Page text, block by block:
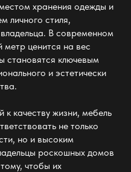
хранения одежды и
личного стиля,
В современном
ценится на вес
становятся ключевым
и эстетически
качеству жизни, мебель
не только
но и высоким
роскошных домов
чтобы их